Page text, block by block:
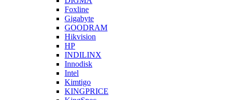
Foxline
Gigabyte
GOODRAM
Hikvision
HP
INDILINX
Innodisk
Intel
Kimtigo
KINGPRICE